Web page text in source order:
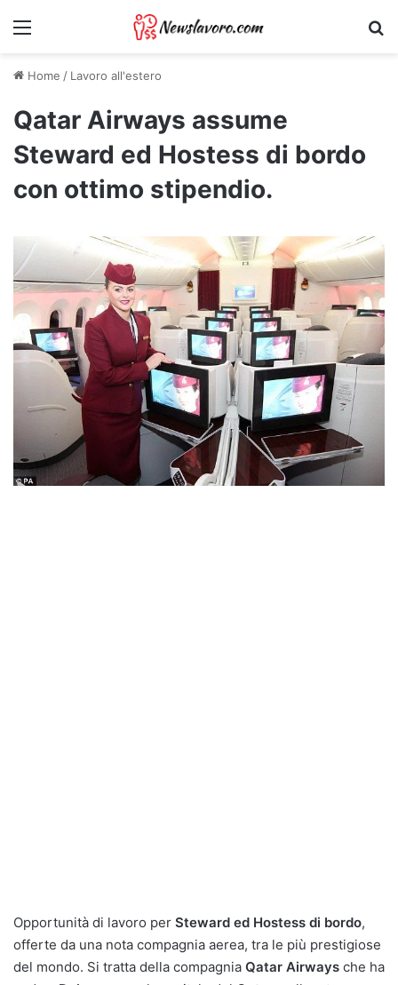
Menu
Home / Lavoro all'estero
Qatar Airways assume
Steward ed Hostess di bordo
con ottimo stipendio.
Opportunità di lavoro per Steward ed Hostess di bordo,
offerte da una nota compagnia aerea, tra le più prestigiose
del mondo. Si tratta della compagnia Qatar Airways che ha